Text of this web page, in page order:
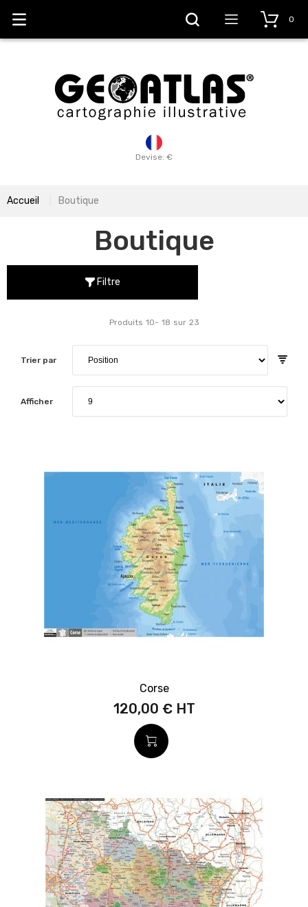
Devise: €
0
Accueil Boutique
Boutique
Filtre
Trier par
Produits 10- 18 sur 23
Afficher
Corse
120,00 €